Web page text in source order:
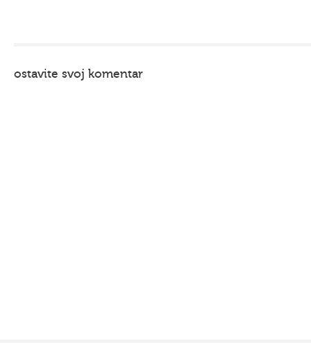
ostavite svoj komentar